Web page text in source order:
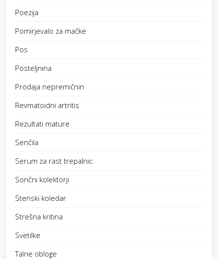
Poezija
Pomirjevalo za mačke
Pos
Posteljnina
Prodaja nepremičnin
Revmatoidni artritis
Rezultati mature
Senčila
Serum za rast trepalnic
Sončni kolektorji
Stenski koledar
Strešna kritina
Svetilke
Talne obloge